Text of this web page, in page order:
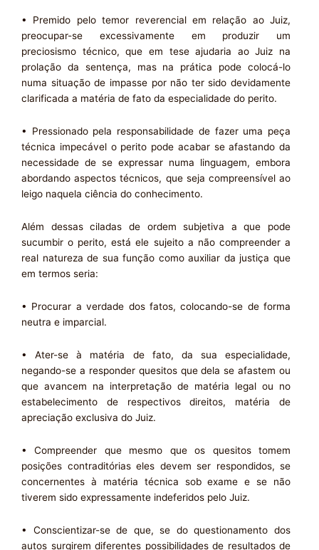
• Premido pelo temor reverencial em relação ao Juiz,
preocupar-se excessivamente em produzir um
preciosismo técnico, que em tese ajudaria ao Juiz na
prolação da sentença, mas na prática pode colocá-lo
numa situação de impasse por não ter sido devidamente
clarificada a matéria de fato da especialidade do perito.
• Pressionado pela responsabilidade de fazer uma peça
técnica impecável o perito pode acabar se afastando da
necessidade de se expressar numa linguagem, embora
abordando aspectos técnicos, que seja compreensível ao
leigo naquela ciência do conhecimento.
Além dessas ciladas de ordem subjetiva a que pode
sucumbir o perito, está ele sujeito a não compreender a
real natureza de sua função como auxiliar da justiça que
em termos seria:
• Procurar a verdade dos fatos, colocando-se de forma
neutra e imparcial.
• Ater-se à matéria de fato, da sua especialidade,
negando-se a responder quesitos que dela se afastem ou
que avancem na interpretação de matéria legal ou no
estabelecimento de respectivos direitos, matéria de
apreciação exclusiva do Juiz.
• Compreender que mesmo que os quesitos tomem
posições contraditórias eles devem ser respondidos, se
concernentes à matéria técnica sob exame e se não
tiverem sido expressamente indeferidos pelo Juiz.
• Conscientizar-se de que, se do questionamento dos
autos surgirem diferentes possibilidades de resultados de